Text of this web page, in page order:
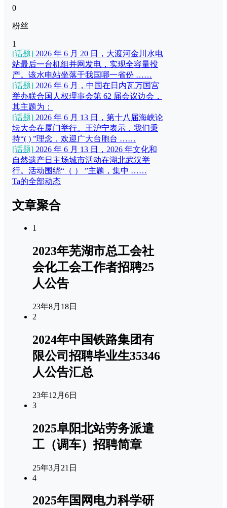
0
粉丝
1
[话题] 2026 年 6 月 20 日，大渡河金川水电
站最后一台机组并网发电，实现全容量投
产。该水电站坐落于我国哪一省份 ……
[话题] 2026 年 6 月，中国在日内瓦万国宫
举办联合国人权理事会第 62 届会议边会，
其主题为：
[话题] 2026 年 6 月 13 日，第十八届海峡论
坛大会在厦门举行。王沪宁表示，我们秉
持“( ) ”理念，欢迎广大台胞台 ……
[话题] 2026 年 6 月 13 日，2026 年文化和
自然遗产日主场城市活动在湖北武汉举
行。活动围绕“（ ） ”主题，集中 ……
Ta的全部动态
文章聚合
1
2023年芜湖市总工会社
会化工会工作者招聘25
人公告
23年8月18日
2
2024年中国铁路集团有
限公司招聘毕业生35346
人公告汇总
23年12月6日
3
2025阜阳北站劳务派遣
工（调车）招聘简章
25年3月21日
4
2025年国网电力科学研